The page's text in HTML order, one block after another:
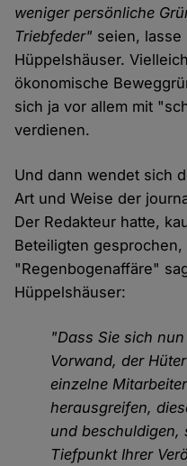
weniger persönliche
Triebfeder" seien,
Hüppelshäuser.
ökonomische
sich ja vor allem mit
verdienen.
Und dann wendet sich
Art und Weise der
Der Redakteur hatte,
Beteiligten
"Regenbogenaffäre"
Hüppelshäuser:
"Dass Sie sich
Vorwand, der
einzelne
herausgreifen,
und beschuldigen,
Tiefpunkt Ihrer